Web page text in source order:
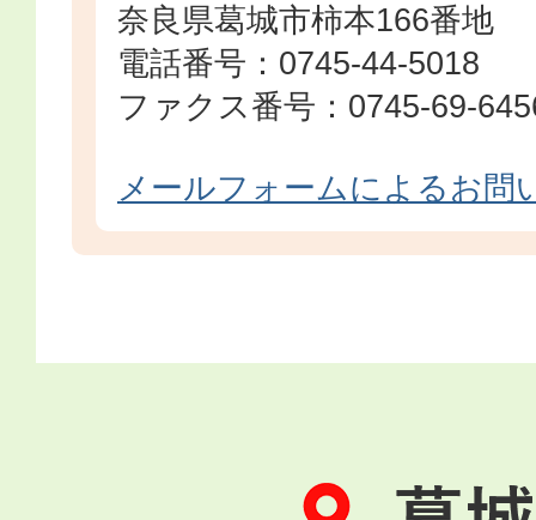
奈良県葛城市柿本166番地
電話番号：0745-44-5018
ファクス番号：0745-69-
メールフォームによるお問
葛